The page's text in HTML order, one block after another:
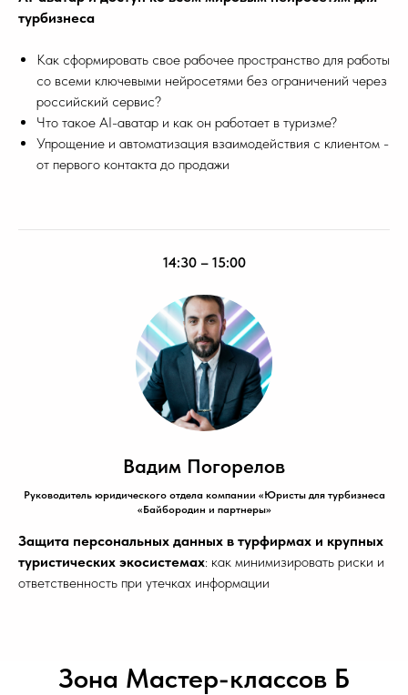
турбизнеса
Как сформировать свое рабочее пространство для работы
со всеми ключевыми нейросетями без ограничений через
российский сервис?
Что такое AI-аватар и как он работает в туризме?
Упрощение и автоматизация взаимодействия с клиентом -
от первого контакта до продажи
14:30 – 15:00
Вадим Погорелов
Руководитель юридического отдела компании «Юристы для турбизнеса
«Байбородин и партнеры»
Защита персональных данных в турфирмах и крупных
туристических экосистемах: как минимизировать риски и
ответственность при утечках информации
Зона Мастер-классов Б